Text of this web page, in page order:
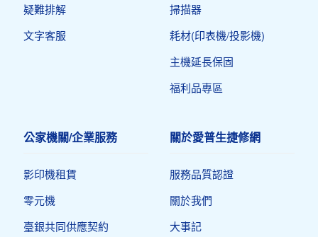
疑難排解
文字客服
掃描器
耗材(印表機/投影機)
主機延長保固
福利品專區
公家機關/企業服務
影印機租賃
零元機
臺銀共同供應契約
關於愛普生捷修網
服務品質認證
關於我們
大事記